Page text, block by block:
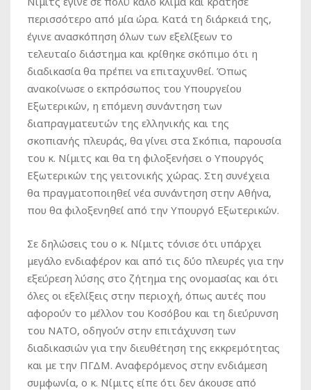
περισσότερο από μία ώρα. Κατά τη διάρκειά της,
έγινε ανασκόπηση όλων των εξελίξεων το
τελευταίο διάστημα και κρίθηκε σκόπιμο ότι η
διαδικασία θα πρέπει να επιταχυνθεί. Όπως
ανακοίνωσε ο εκπρόσωπος του Υπουργείου
Εξωτερικών, η επόμενη συνάντηση των
διαπραγματευτών της ελληνικής και της
σκοπιανής πλευράς, θα γίνει στα Σκόπια, παρουσία
του κ. Νίμιτς και θα τη φιλοξενήσει ο Υπουργός
Εξωτερικών της γειτονικής χώρας. Στη συνέχεια
θα πραγματοποιηθεί νέα συνάντηση στην Αθήνα,
που θα φιλοξενηθεί από την Υπουργό Εξωτερικών.
Σε δηλώσεις του ο κ. Νίμιτς τόνισε ότι υπάρχει
μεγάλο ενδιαφέρον και από τις δύο πλευρές για την
εξεύρεση λύσης στο ζήτημα της ονομασίας και ότι
όλες οι εξελίξεις στην περιοχή, όπως αυτές που
αφορούν το μέλλον του Κοσόβου και τη διεύρυνση
του ΝΑΤΟ, οδηγούν στην επιτάχυνση των
διαδικασιών για την διευθέτηση της εκκρεμότητας
και με την ΠΓΔΜ. Αναφερόμενος στην ενδιάμεση
συμφωνία, ο κ. Νίμιτς είπε ότι δεν άκουσε από